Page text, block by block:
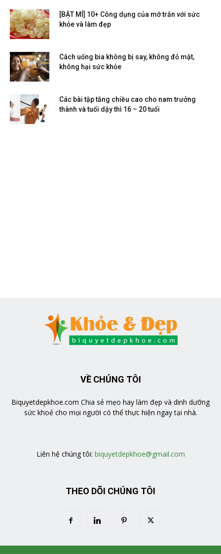
[BẬT MÍ] 10+ Công dụng của mỡ trăn với sức
khỏe và làm đẹp
Cách uống bia không bị say, không đỏ mặt,
không hại sức khỏe
Các bài tập tăng chiều cao cho nam trưởng
thành và tuổi dậy thì 16 – 20 tuổi
VỀ CHÚNG TÔI
Biquyetdepkhoe.com Chia sẻ mẹo hay làm đẹp và dinh dưỡng
sức khoẻ cho mọi người có thể thực hiện ngay tại nhà.
Liên hệ chúng tôi: biquyetdepkhoe@gmail.com
THEO DÕI CHÚNG TÔI